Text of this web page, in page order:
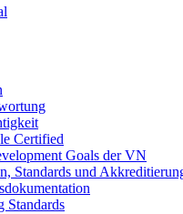
Certified
Goals der VN
Standards und
Standards